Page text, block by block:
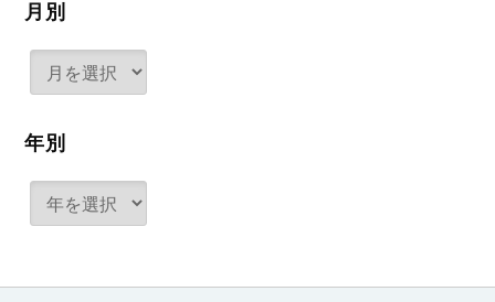
月別
年別